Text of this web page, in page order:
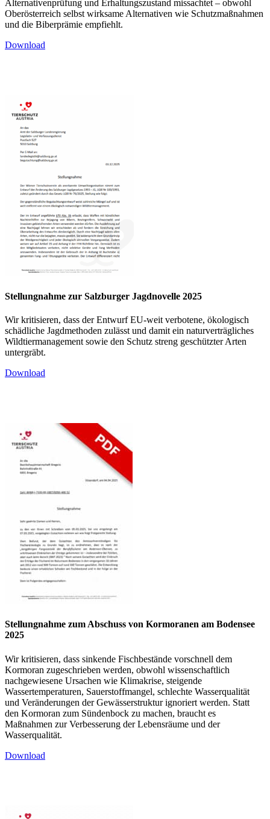
Alternativenprüfung und Erhaltungszustand missachtet – obwohl
Oberösterreich selbst wirksame Alternativen wie Schutzmaßnahmen
und die Biberprämie empfiehlt.
Download
Stellungnahme zur Salzburger Jagdnovelle 2025
Wir kritisieren, dass der Entwurf EU-weit verbotene, ökologisch
schädliche Jagdmethoden zulässt und damit ein naturverträgliches
Wildtiermanagement sowie den Schutz streng geschützter Arten
untergräbt.
Download
Stellungnahme zum Abschuss von Kormoranen am Bodensee
2025
Wir kritisieren, dass sinkende Fischbestände vorschnell dem
Kormoran zugeschrieben werden, obwohl wissenschaftlich
nachgewiesene Ursachen wie Klimakrise, steigende
Wassertemperaturen, Sauerstoffmangel, schlechte Wasserqualität
und Veränderungen der Gewässerstruktur ignoriert werden. Statt
den Kormoran zum Sündenbock zu machen, braucht es
Maßnahmen zur Verbesserung der Lebensräume und der
Wasserqualität.
Download